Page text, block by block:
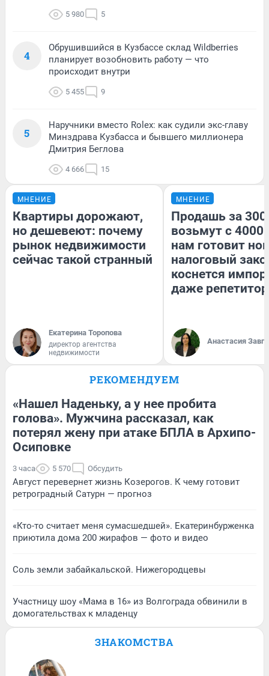
5 980 5
4
Обрушившийся в Кузбассе склад Wildberries
планирует возобновить работу — что
происходит внутри
5 455 9
5
Наручники вместо Rolex: как судили экс-главу
Минздрава Кузбасса и бывшего миллионера
Дмитрия Беглова
4 666 15
МНЕНИЕ
Квартиры дорожают,
но дешевеют: почему
рынок недвижимости
сейчас такой странный
Екатерина Торопова
директор агентства
недвижимости
МНЕНИЕ
Продашь за
возьмут с
нам готовит
налоговый
коснется
даже
Анастасия
РЕКОМЕНДУЕМ
«Нашел Наденьку, а у нее пробита
голова». Мужчина рассказал, как
потерял жену при атаке БПЛА в Архипо-
Осиповке
3 часа 5 570 Обсудить
Август перевернет жизнь Козерогов. К чему готовит
ретроградный Сатурн — прогноз
«Кто-то считает меня сумасшедшей». Екатеринбурженка
приютила дома 200 жирафов — фото и видео
Соль земли забайкальской. Нижегородцевы
Участницу шоу «Мама в 16» из Волгограда обвинили в
домогательствах к младенцу
ЗНАКОМСТВА